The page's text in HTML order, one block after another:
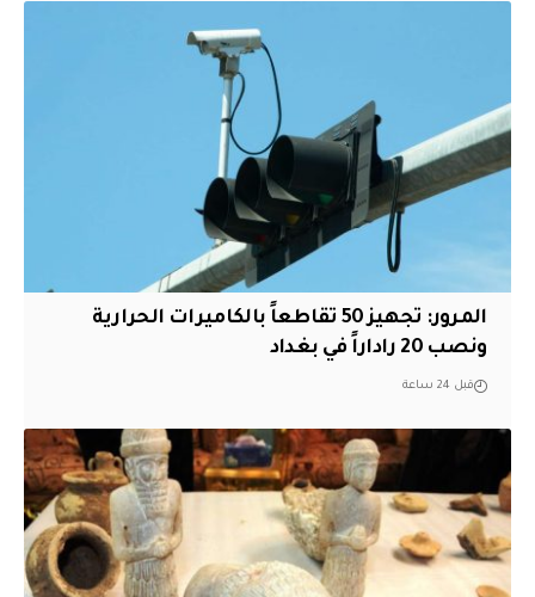
المرور: تجهيز 50 تقاطعاً بالكاميرات الحرارية
ونصب 20 راداراً في بغداد
قبل 24 ساعة